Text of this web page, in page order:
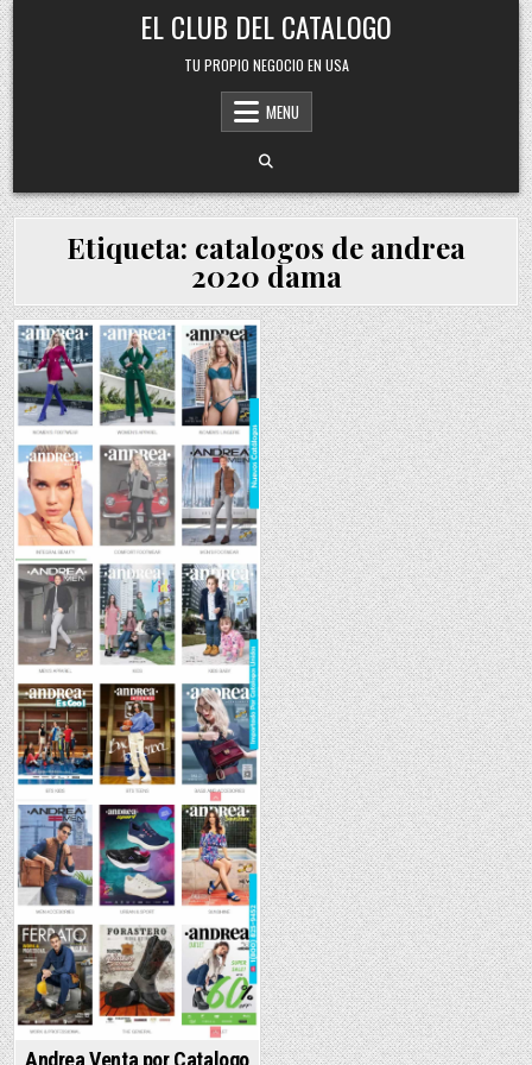
Skip
to
content
EL CLUB DEL CATALOGO
TU PROPIO NEGOCIO EN USA
MENU
Etiqueta: catalogos de andrea
2020 dama
Posted
in
Andrea Venta por Catalogo